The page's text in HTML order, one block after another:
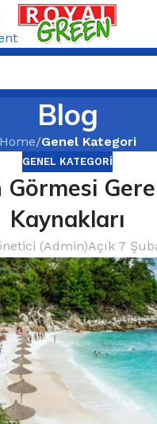
Blog
Home/Genel Kategori
GENEL KATEGORI
Görmesi
Kaynakları
(Admin)Açık 7